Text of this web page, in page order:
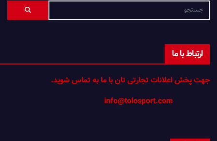
ارتباط با ما
جهت پخش اعلانات تجارتی تان با ما به تماس شوید.